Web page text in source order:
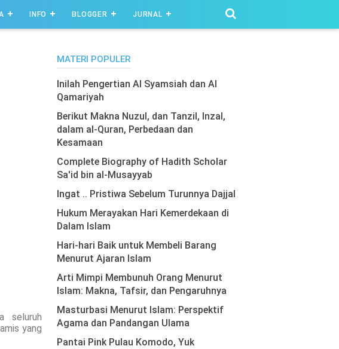
INFO BLOGGER JURNAL
seluruh
yang
MATERI POPULER
Inilah Pengertian Al Syamsiah dan Al
Qamariyah
Berikut Makna Nuzul, dan Tanzil, Inzal,
dalam al-Quran, Perbedaan dan
Kesamaan
Complete Biography of Hadith Scholar
Sa'id bin al-Musayyab
Ingat .. Pristiwa Sebelum Turunnya Dajjal
Hukum Merayakan Hari Kemerdekaan di
Dalam Islam
Hari-hari Baik untuk Membeli Barang
Menurut Ajaran Islam
Arti Mimpi Membunuh Orang Menurut
Islam: Makna, Tafsir, dan Pengaruhnya
Masturbasi Menurut Islam: Perspektif
Agama dan Pandangan Ulama
Pantai Pink Pulau Komodo, Yuk